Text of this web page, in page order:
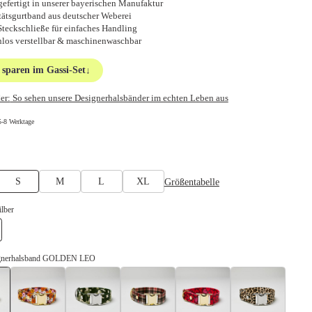
in unserer bayerischen Manufaktur
aus deutscher Weberei
für einfaches Handling
verstellbar & maschinenwaschbar
im Gassi-Set↓
So sehen unsere Designerhalsbänder im echten Leben aus
8 Werktage
S M L XL Größentabelle
GOLDEN LEO